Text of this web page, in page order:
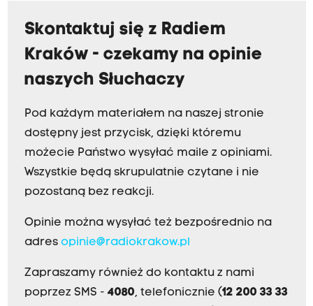
Skontaktuj się z Radiem
Kraków - czekamy na opinie
naszych Słuchaczy
Pod każdym materiałem na naszej stronie
dostępny jest przycisk, dzięki któremu
możecie Państwo wysyłać maile z opiniami.
Wszystkie będą skrupulatnie czytane i nie
pozostaną bez reakcji.
Opinie można wysyłać też bezpośrednio na
adres opinie@radiokrakow.pl
Zapraszamy również do kontaktu z nami
poprzez SMS - 4080, telefonicznie (12 200 33 33